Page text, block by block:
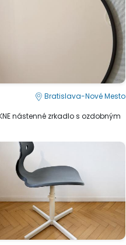
Bratislava-Nové Mesto
nástenné zrkadlo s ozdobným